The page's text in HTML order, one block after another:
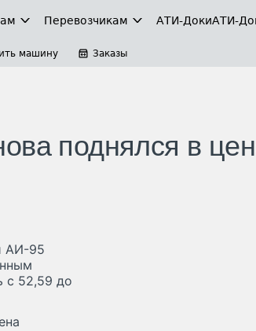
Перевозчикам АТИ-ДокиАТИ-
машину Заказы
поднялся в
АИ-95
с 52,59 до